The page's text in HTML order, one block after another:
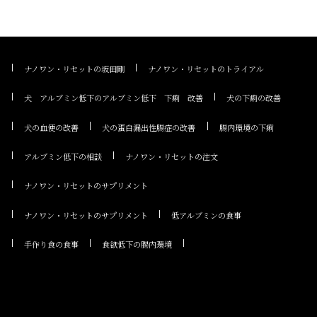
ナノワン・リセットの坂田剛 ナノワン・リセットのトライアル
犬 アルブミン低下のアルブミン低下 下痢 改善 犬の下痢の改善
犬の血便の改善 犬の蛋白漏出性腸症の改善 腸内環境の下痢
アルブミン低下の相談 ナノワン・リセットの注文
ナノワン・リセットのサプリメント
ナノワン・リセットのサプリメント 低アルブミンの食事
手作り食の食事 食欲低下の腸内環境